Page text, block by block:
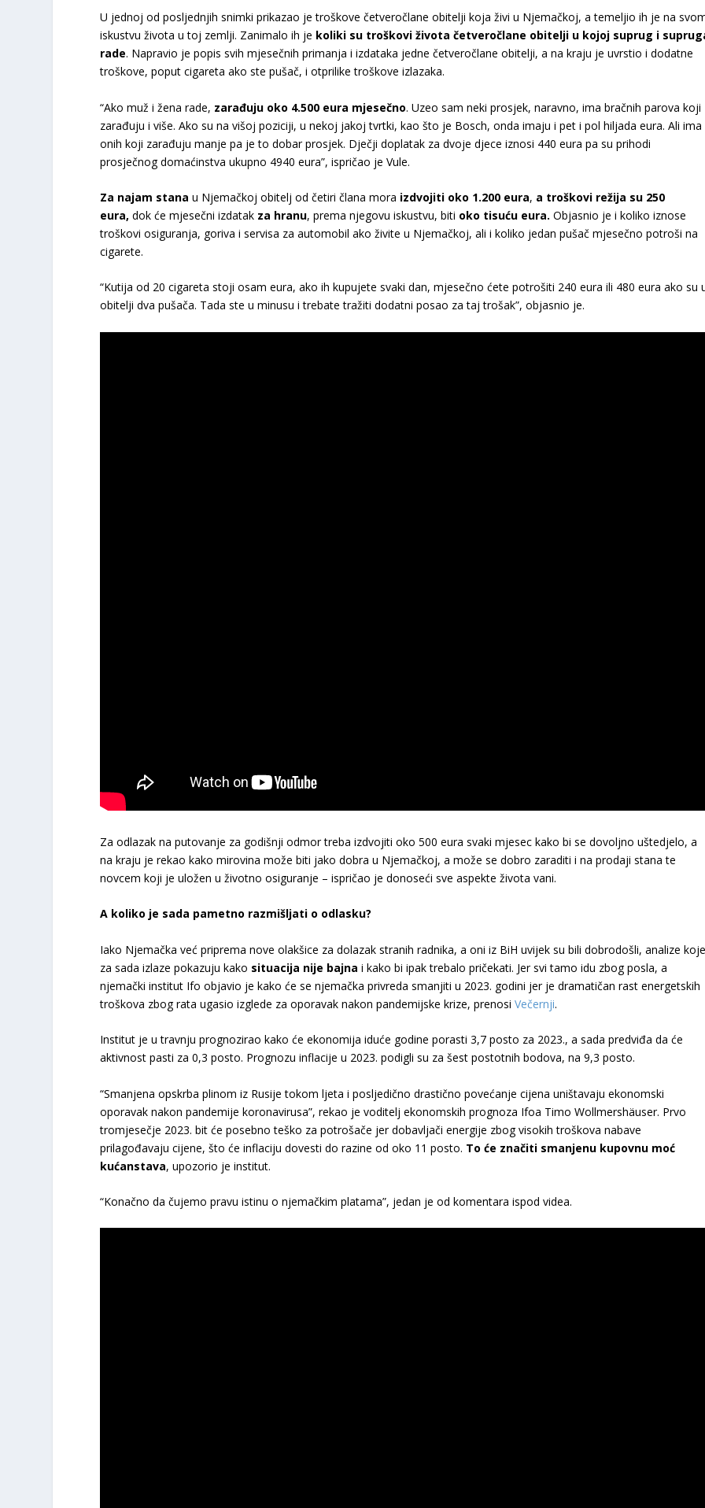
U jednoj od posljednjih snimki prikazao je troškove četveročlane obitelji koja živi u Njemačkoj, a temeljio ih je na
iskustvu života u toj zemlji. Zanimalo ih je koliki su troškovi života četveročlane obitelji u kojoj suprug i
rade. Napravio je popis svih mjesečnih primanja i izdataka jedne četveročlane obitelji, a na kraju je uvrstio i dodatne
troškove, poput cigareta ako ste pušač, i otprilike troškove izlazaka.
“Ako muž i žena rade, zarađuju oko 4.500 eura mjesečno. Uzeo sam neki prosjek, naravno, ima bračnih parova koji
zarađuju i više. Ako su na višoj poziciji, u nekoj jakoj tvrtki, kao što je Bosch, onda imaju i pet i pol hiljada eura. Ali ima
onih koji zarađuju manje pa je to dobar prosjek. Dječji doplatak za dvoje djece iznosi 440 eura pa su prihodi
prosječnog domaćinstva ukupno 4940 eura”, ispričao je Vule.
Za najam stana u Njemačkoj obitelj od četiri člana mora izdvojiti oko 1.200 eura, a troškovi režija su 250
eura, dok će mjesečni izdatak za hranu, prema njegovu iskustvu, biti oko tisuću eura. Objasnio je i koliko iznose
troškovi osiguranja, goriva i servisa za automobil ako živite u Njemačkoj, ali i koliko jedan pušač mjesečno potroši na
cigarete.
“Kutija od 20 cigareta stoji osam eura, ako ih kupujete svaki dan, mjesečno ćete potrošiti 240 eura ili 480 eura ako su
obitelji dva pušača. Tada ste u minusu i trebate tražiti dodatni posao za taj trošak”, objasnio je.
Za odlazak na putovanje za godišnji odmor treba izdvojiti oko 500 eura svaki mjesec kako bi se dovoljno uštedjelo, a
na kraju je rekao kako mirovina može biti jako dobra u Njemačkoj, a može se dobro zaraditi i na prodaji stana te
novcem koji je uložen u životno osiguranje – ispričao je donoseći sve aspekte života vani.
A koliko je sada pametno razmišljati o odlasku?
Iako Njemačka već priprema nove olakšice za dolazak stranih radnika, a oni iz BiH uvijek su bili dobrodošli, analize
za sada izlaze pokazuju kako situacija nije bajna i kako bi ipak trebalo pričekati. Jer svi tamo idu zbog posla, a
njemački institut Ifo objavio je kako će se njemačka privreda smanjiti u 2023. godini jer je dramatičan rast energetskih
troškova zbog rata ugasio izglede za oporavak nakon pandemijske krize, prenosiVečernji.
Institut je u travnju prognozirao kako će ekonomija iduće godine porasti 3,7 posto za 2023., a sada predviđa da će
aktivnost pasti za 0,3 posto. Prognozu inflacije u 2023. podigli su za šest postotnih bodova, na 9,3 posto.
“Smanjena opskrba plinom iz Rusije tokom ljeta i posljedično drastično povećanje cijena uništavaju ekonomski
oporavak nakon pandemije koronavirusa”, rekao je voditelj ekonomskih prognoza Ifoa Timo Wollmershäuser. Prvo
tromjesečje 2023. bit će posebno teško za potrošače jer dobavljači energije zbog visokih troškova nabave
prilagođavaju cijene, što će inflaciju dovesti do razine od oko 11 posto. To će značiti smanjenu kupovnu moć
kućanstava, upozorio je institut.
“Konačno da čujemo pravu istinu o njemačkim platama”, jedan je od komentara ispod videa.